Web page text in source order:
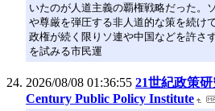
いたのが人道主義の覇権戦略だった。
や尊厳を弾圧する非人道的な策を続け
政権が続く限りソ連や中国などを許さ
を試みる市民運
2026/08/08 01:36:55 21世紀政策
Century Public Policy Institute